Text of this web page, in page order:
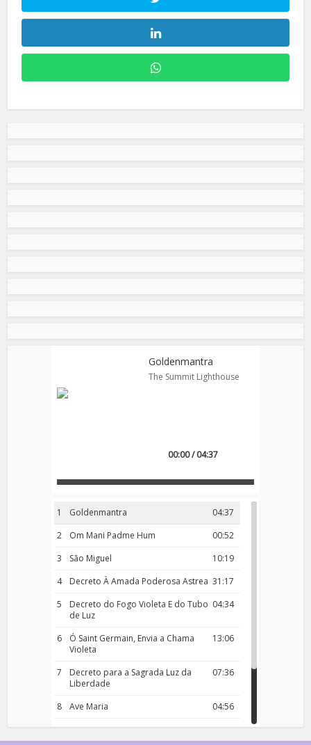
Goldenmantra
The Summit Lighthouse
00:00 / 04:37
1 04:37
Goldenmantra
2
00:52
Om Mani Padme Hum
3
10:19
São Miguel
4
31:17
Decreto À Amada Poderosa Astrea
5
04:34
Decreto do Fogo Violeta E do Tubo
de Luz
6
13:06
Ó Saint Germain, Envia a Chama
Violeta
7
07:36
Decreto para a Sagrada Luz da
Liberdade
8
04:56
Ave Maria
9
18:00
Rosário da Criança